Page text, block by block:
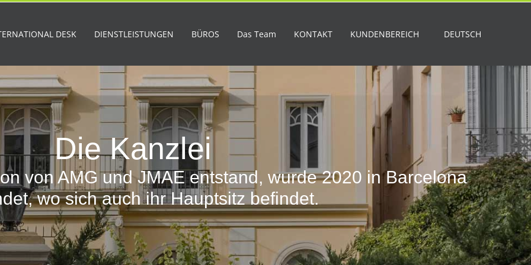
DESK DIENSTLEISTUNGEN BÜROS Das Team KONTAKT KUNDENBEREICH DEUTSCH
Die Kanzlei
von AMG und JMAE entstand, wurde 2020 in Barcelona
wo sich auch ihr Hauptsitz befindet.